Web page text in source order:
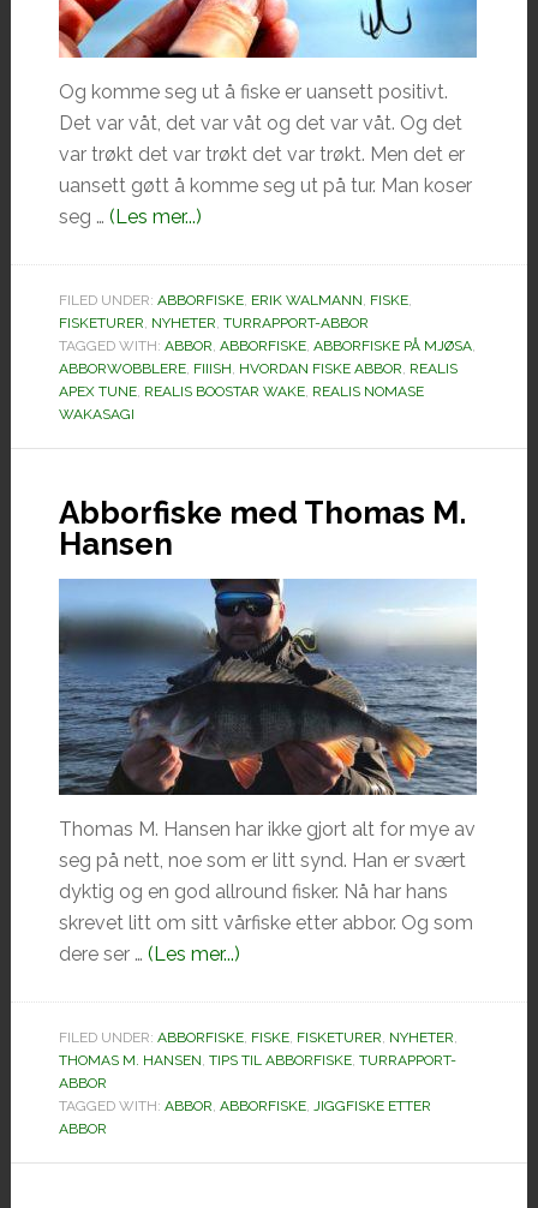
Og komme seg ut å fiske er uansett positivt.
Det var våt, det var våt og det var våt. Og det
var trøkt det var trøkt det var trøkt. Men det er
uansett gøtt å komme seg ut på tur. Man koser
seg … (Les mer...)omAbborfiske
FILED UNDER: ABBORFISKE, ERIK WALMANN, FISKE,
FISKETURER, NYHETER, TURRAPPORT-ABBOR
TAGGED WITH: ABBOR, ABBORFISKE, ABBORFISKE PÅ MJØSA,
ABBORWOBBLERE, FIIISH, HVORDAN FISKE ABBOR, REALIS
APEX TUNE, REALIS BOOSTAR WAKE, REALIS NOMASE
WAKASAGI
Abborfiske med Thomas M.
Hansen
Thomas M. Hansen har ikke gjort alt for mye av
seg på nett, noe som er litt synd. Han er svært
dyktig og en god allround fisker. Nå har hans
skrevet litt om sitt vårfiske etter abbor. Og som
dere ser … (Les mer...)omAbborfiske
M.
FILED UNDER: ABBORFISKE, FISKE, FISKETURER, NYHETER,
THOMAS M. HANSEN, TIPS TIL ABBORFISKE, TURRAPPORT-
ABBOR
TAGGED WITH: ABBOR, ABBORFISKE, JIGGFISKE ETTER
ABBOR